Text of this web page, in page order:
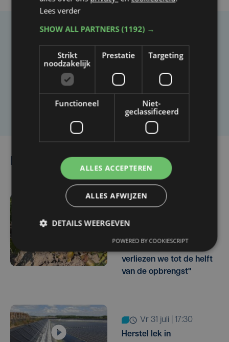
Heb je een taal- of schrijffout opgemerkt in dit
Laat het ons weten
Lees ook
ma 3 augustus | 17:15
Droogte treft
verliezen we tot de helft
van de opbrengst"
vr 31 juli | 17:30
Herstel lek in
Lees verder
SHOW ALL PARTNERS(1192) →
Strikt
noodzakelijk
Prestatie Targeting
Functioneel
Niet-
geclassificeerd
ALLES ACCEPTEREN
ALLES AFWIJZEN
DETAILS WEERGEVEN
POWERED BY COOKIESCRIPT